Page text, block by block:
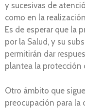
y sucesivas de
como en la
Es de esperar que la
por la Salud, y su
permitirán dar
plantea la protección
Otro ámbito que
preocupación para la